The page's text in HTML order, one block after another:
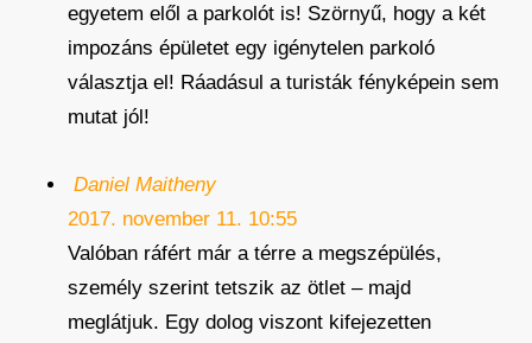
egyetem elől a parkolót is! Szörnyű, hogy a két
impozáns épületet egy igénytelen parkoló
választja el! Ráadásul a turisták fényképein sem
mutat jól!
Daniel Maitheny
2017. november 11. 10:55
Valóban ráfért már a térre a megszépülés,
személy szerint tetszik az ötlet – majd
meglátjuk. Egy dolog viszont kifejezetten